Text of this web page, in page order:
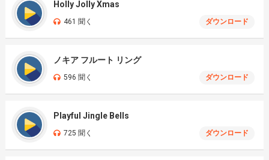
Holly Jolly Xmas
461 聞く ダウンロード
ノキア フルート リング
596 聞く ダウンロード
Playful Jingle Bells
725 聞く ダウンロード